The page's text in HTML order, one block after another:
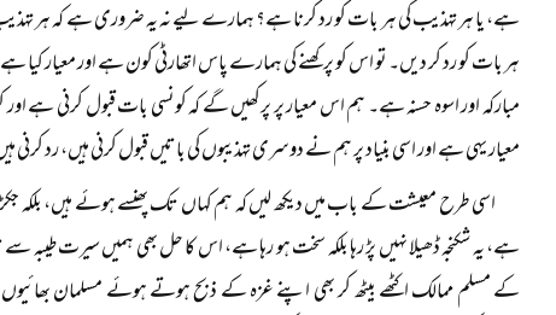
ہے، یا ہر تہذیب کی ہر بات کو رد کرنا ہے؟ ہمارے لیے نہ یہ ضروری ہے کہ ہر
ہر بات کو رد کر دیں۔ تو اس کو پرکھنے کی ہمارے پاس اتھارٹی کون ہے اور معیار کیا ہے
مبارکہ اور اسوہ حسنہ ہے۔ ہم اس معیار پر پرکھیں گے کہ کونسی بات قبول کرنی
معیار یہی ہے اور اسی بنیاد پر ہم نے دوسری تہذیبوں کی باتیں قبول کرنی ہیں، رد
اسی طرح معیشت کے باب میں دیکھ لیں کہ ہم کہاں تک پھنسے ہوئے ہیں، بلکہ
ہے، یہ شکنجہ ڈھیلا نہیں پڑ رہا بلکہ سخت ہو رہا ہے، اس کا حل بھی ہمیں سیرت
کے مسلم ممالک اکٹھے بیٹھ کر بھی اپنے غزہ کے ذبح ہوتے ہوئے مسلمان